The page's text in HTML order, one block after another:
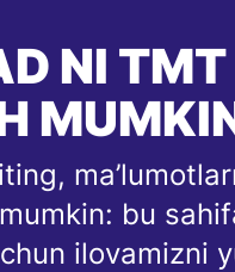
NI
bu
ilovamizni